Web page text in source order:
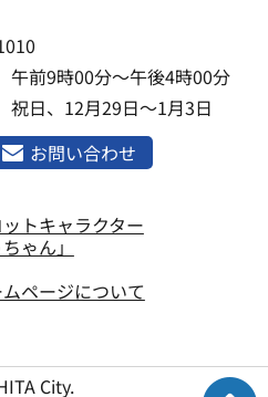
前9時00分～午後4時00分
祝日、12月29日～1月3日
お問い合わせ
トキャラクター
ゃん」
ページについて
City.